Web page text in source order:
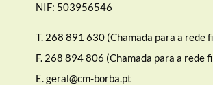
NIF: 503956546
T. 268 891 630 (Chamada para a rede
F. 268 894 806 (Chamada para a rede
E.geral@cm-borba.pt